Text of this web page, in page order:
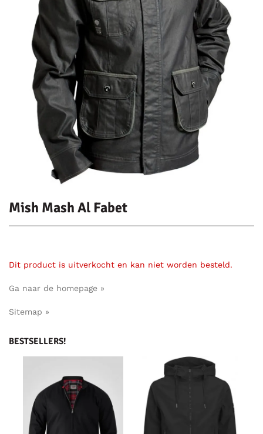
Mish Mash Al Fabet
Dit product is uitverkocht en kan niet worden besteld.
Ga naar de homepage »
Sitemap »
BESTSELLERS!